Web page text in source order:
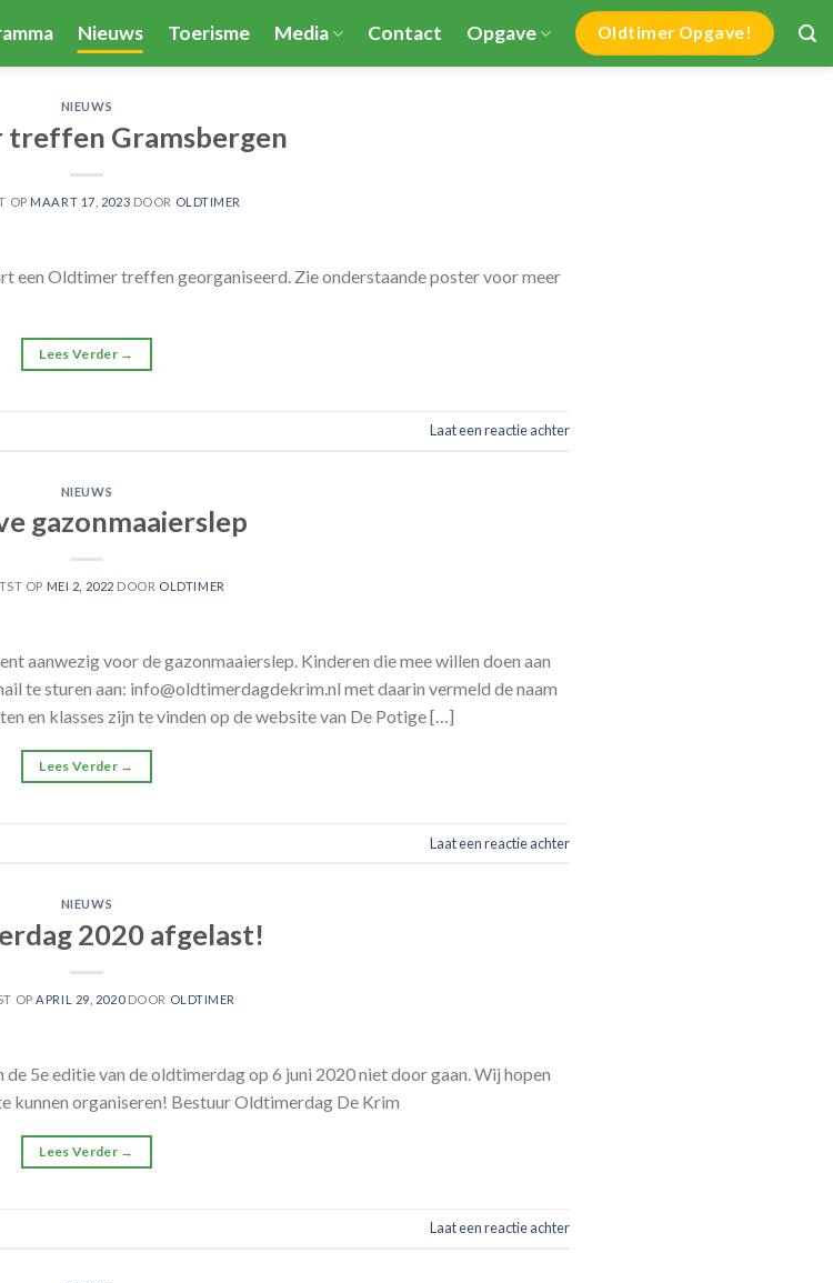
Nieuws Toerisme Media Contact Opgave Oldtimer Opgave!
NIEUWS
treffen Gramsbergen
OP MAART 17, 2023 DOOR OLDTIMER
een Oldtimer treffen georganiseerd. Zie onderstaande poster voor meer
Lees Verder →
Laat een reactie achter
NIEUWS
gazonmaaierslep
OP MEI 2, 2022 DOOR OLDTIMER
aanwezig voor de gazonmaaierslep. Kinderen die mee willen doen aan
te sturen aan: info@oldtimerdagdekrim.nl met daarin vermeld de naam
en klasses zijn te vinden op de website van De Potige […]
Lees Verder →
Laat een reactie achter
NIEUWS
2020 afgelast!
OPAPRIL 29, 2020DOOR OLDTIMER
5e editie van de oldtimerdag op 6 juni 2020 niet door gaan. Wij hopen
kunnen organiseren! Bestuur Oldtimerdag De Krim
Lees Verder →
Laat een reactie achter